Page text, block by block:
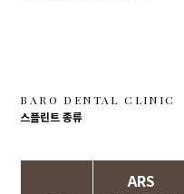
BARO DENTAL CLINIC
스플린트 종류
ARS